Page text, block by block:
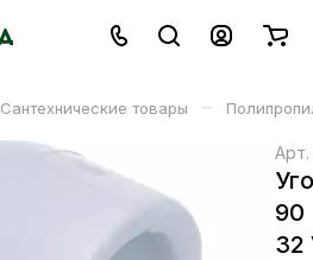
Сантехнические товары –
Арт.
90
32